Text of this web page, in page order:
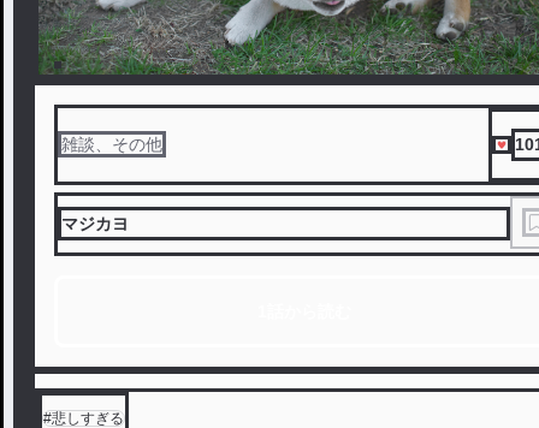
雑談、その他
マジカヨ
#悲しすぎる